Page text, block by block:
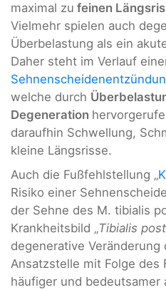
maximal zu feinen
Vielmehr spielen auch
Überbelastung als ein
Daher steht im Verlauf
welche durch
Degeneration
daraufhin Schwellung,
kleine Längsrisse.
Auch die Fußfehlstellung „
Risiko einer
der Sehne des M. tibialis
Krankheitsbild „Tibialis
degenerative Veränderung
Ansatzstelle mit Folge des
häufiger und bedeutsamer